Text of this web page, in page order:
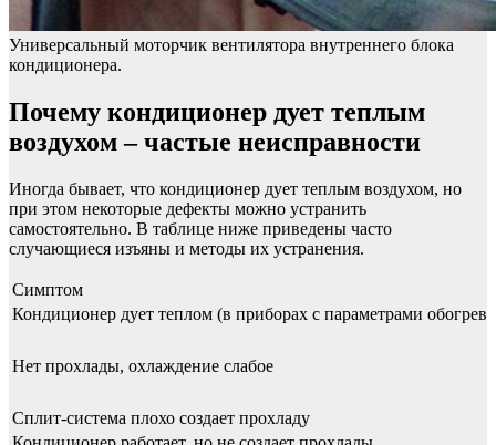
Универсальный моторчик вентилятора внутреннего блока
кондиционера.
Почему кондиционер дует теплым
воздухом – частые неисправности
Иногда бывает, что кондиционер дует теплым воздухом, но
при этом некоторые дефекты можно устранить
самостоятельно. В таблице ниже приведены часто
случающиеся изъяны и методы их устранения.
Симптом
Кондиционер дует теплом (в приборах с параметрами
Нет прохлады, охлаждение слабое
Сплит-система плохо создает прохладу